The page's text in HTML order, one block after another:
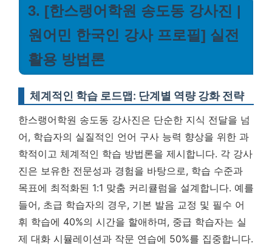
3. [한스랭어학원 송도동 강사진 |
원어민 한국인 강사 프로필] 실전
활용 방법론
체계적인 학습 로드맵: 단계별 역량 강화 전략
한스랭어학원 송도동 강사진은 단순한 지식 전달을 넘
어, 학습자의 실질적인 언어 구사 능력 향상을 위한 과
학적이고 체계적인 학습 방법론을 제시합니다. 각 강사
진은 보유한 전문성과 경험을 바탕으로, 학습 수준과
목표에 최적화된 1:1 맞춤 커리큘럼을 설계합니다. 예를
들어, 초급 학습자의 경우, 기본 발음 교정 및 필수 어
휘 학습에 40%의 시간을 할애하며, 중급 학습자는 실
제 대화 시뮬레이션과 작문 연습에 50%를 집중합니다.